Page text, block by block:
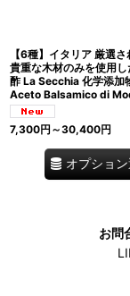
【6種】イタリア 厳選
貴重な木材のみを使用
酢 La Secchia 化学添加
Aceto Balsamico di
7,300円 ～30,400円
オプショ
お問